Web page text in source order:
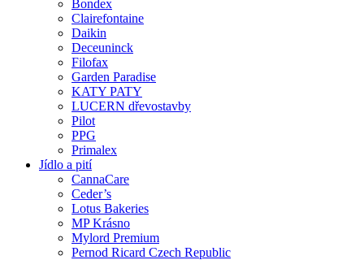
Bondex
Clairefontaine
Daikin
Deceuninck
Filofax
Garden Paradise
KATY PATY
LUCERN dřevostavby
Pilot
PPG
Primalex
Jídlo a pití
CannaCare
Ceder’s
Lotus Bakeries
MP Krásno
Mylord Premium
Pernod Ricard Czech Republic